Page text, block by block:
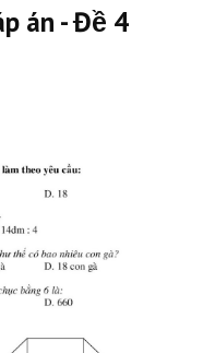
án - Đề 4